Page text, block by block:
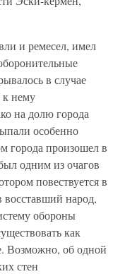
и ремесел, имел
в случае
к нему
на долю города
особенно
города произошел в
одним из очагов
повествуется в
народ,
обороны
как
Возможно, об одной
стен